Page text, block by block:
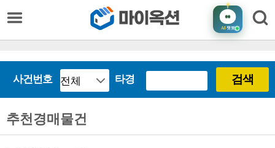
AI챗봇
사건번호 타경 검색
추천경매물건